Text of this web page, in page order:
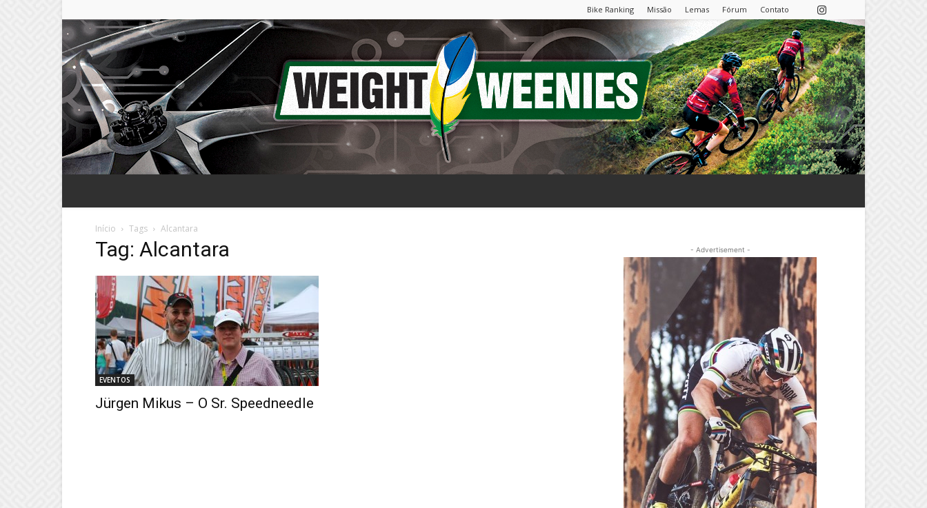
Bike Ranking Missão Lemas Fórum Contato
Início Tags Alcantara
Tag: Alcantara
EVENTOS
Jürgen Mikus – O Sr. Speedneedle
- Advertisement -